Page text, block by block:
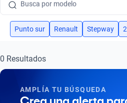
Busca por versión
Busca por año
Busca por modelo
Busca por versión
Punto sur Renault Stepway
0 Resultados
AMPLÍA TU BÚSQUEDA